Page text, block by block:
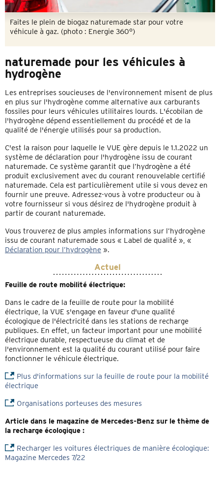
Faites le plein de biogaz naturemade star pour votre
véhicule à gaz. (photo : Energie 360°)
naturemade pour les véhicules à
hydrogène
Les entreprises soucieuses de l'environnement misent de plus
en plus sur l'hydrogène comme alternative aux carburants
fossiles pour leurs véhicules utilitaires lourds. L'écobilan de
l'hydrogène dépend essentiellement du procédé et de la
qualité de l'énergie utilisés pour sa production.
C'est la raison pour laquelle le VUE gère depuis le 1.1.2022 un
système de déclaration pour l'hydrogène issu de courant
naturemade. Ce système garantit que l’hydrogène a été
produit exclusivement avec du courant renouvelable certifié
naturemade. Cela est particulièrement utile si vous devez en
fournir une preuve. Adressez-vous à votre producteur ou à
votre fournisseur si vous désirez de l'hydrogène produit à
partir de courant naturemade.
Vous trouverez de plus amples informations sur l’hydrogène
issu de courant naturemade sous « Label de qualité », «
Déclaration pour l’hydrogène ».
Actuel
Feuille de route mobilité électrique:
Dans le cadre de la feuille de route pour la mobilité
électrique, la VUE s'engage en faveur d'une qualité
écologique de l'électricité dans les stations de recharge
publiques. En effet, un facteur important pour une mobilité
électrique durable, respectueuse du climat et de
l'environnement est la qualité du courant utilisé pour faire
fonctionner le véhicule électrique.
Plus d'informations sur la feuille de route pour la mobilité
électrique
Organisations porteuses des mesures
Article dans le magazine de Mercedes-Benz sur le thème de
la recharge écologique :
Recharger les voitures électriques de manière écologique:
Magazine Mercedes 7/22